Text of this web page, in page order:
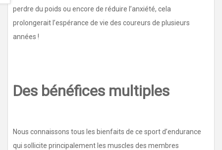
perdre du poids ou encore de réduire l’anxiété, cela
prolongerait l’espérance de vie des coureurs de plusieurs
années !
Des bénéfices multiples
Nous connaissons tous les bienfaits de ce sport d’endurance
qui sollicite principalement les muscles des membres